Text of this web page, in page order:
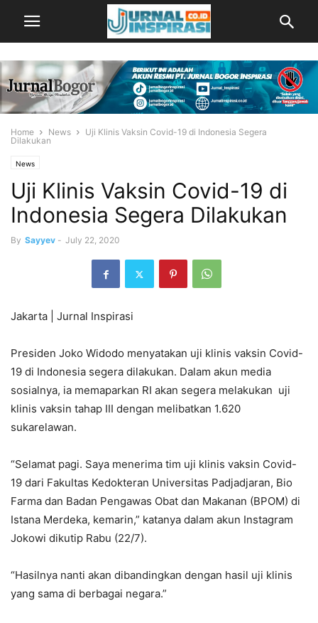
Home News
Uji Klinis Vaksin Covid-19 di Indonesia Segera
Dilakukan
News
Uji Klinis Vaksin Covid-19 di
Indonesia Segera Dilakukan
By Sayyev - July 22, 2020
Jakarta | Jurnal Inspirasi
Presiden Joko Widodo menyatakan uji klinis vaksin Covid-
19 di Indonesia segera dilakukan. Dalam akun media
sosialnya, ia memaparkan RI akan segera melakukan uji
klinis vaksin tahap III dengan melibatkan 1.620
sukarelawan.
“Selamat pagi. Saya menerima tim uji klinis vaksin Covid-
19 dari Fakultas Kedokteran Universitas Padjadjaran, Bio
Farma dan Badan Pengawas Obat dan Makanan (BPOM) di
Istana Merdeka, kemarin,” katanya dalam akun Instagram
Jokowi dikutip Rabu (22/7).
“Hasilnya nanti akan dibandingkan dengan hasil uji klinis
yang sama di berbagai negara.”